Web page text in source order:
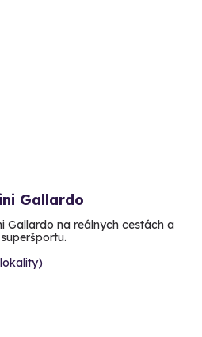
Gallardo
Gallardo na reálnych cestách a